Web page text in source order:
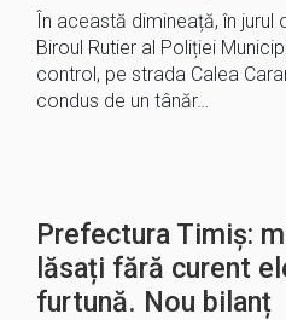
În această dimineață, în jurul
Biroul Rutier al Poliției
control, pe strada Calea
condus de un tânăr…
Prefectura Timiș:
lăsați fără curent
furtună. Nou bilanț